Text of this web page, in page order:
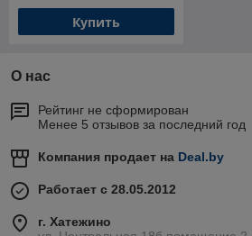
Купить
О нас
Рейтинг не сформирован
Менее 5 отзывов за последний год
Компания продает на Deal.by
Работает с 28.05.2012
г. Хатежино